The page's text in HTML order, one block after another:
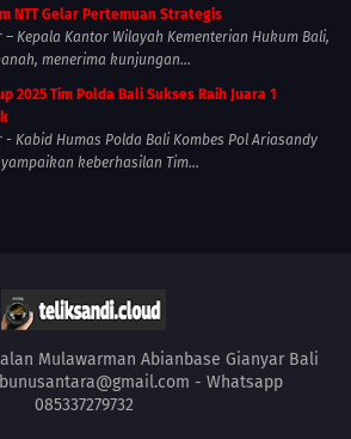
NTT Gelar Pertemuan Strategis
– Kepala Kantor Wilayah Kementerian Hukum Bali,
menerima kunjungan...
2025 Tim Polda Bali Sukses Raih Juara 1
- Kabid Humas Polda Bali Kombes Pol Ariasandy
keberhasilan Tim...
Mulawarman Abianbase Gianyar Bali
- Whatsapp
085337279732